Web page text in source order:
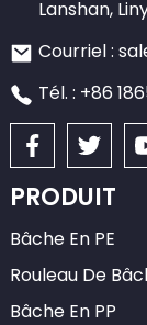
Lanshan,
Courriel :
Tél. : +86
PRODUIT
Bâche En PE
Rouleau De
Bâche En PP